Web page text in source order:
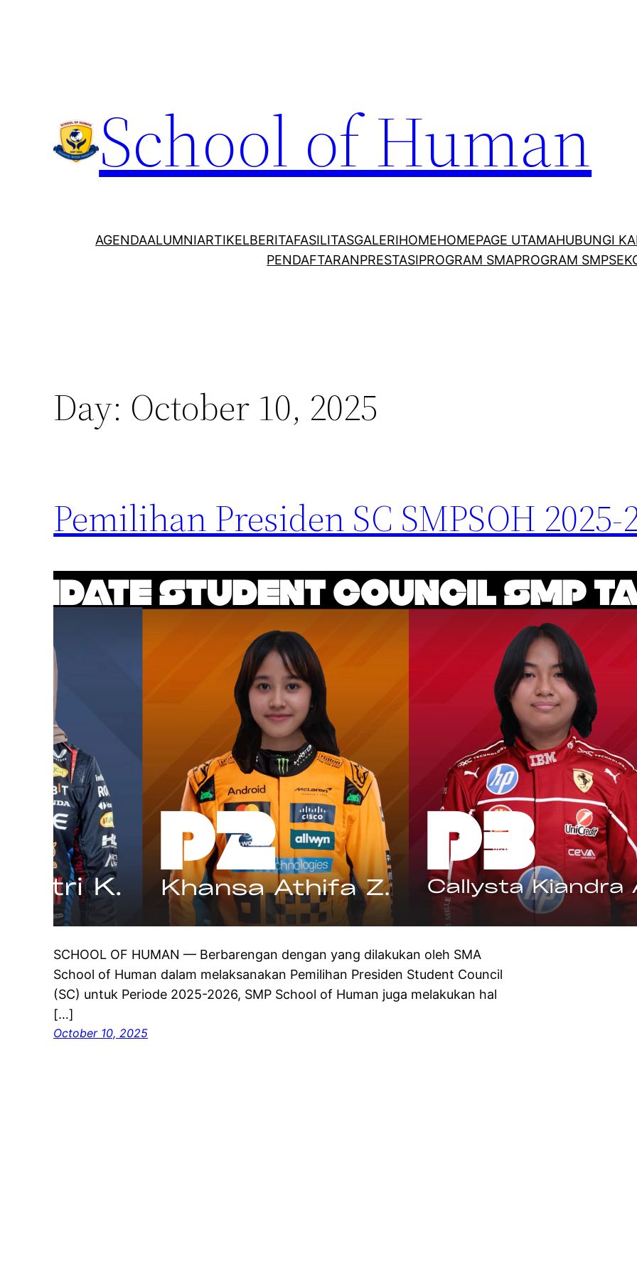
School of Human
AGENDAALUMNIARTIKELBERITAFASILITASGALERIHOMEHOMEPAGE UTAMAHUBUNGI
PENDAFTARANPRESTASIPROGRAM SMAPROGRAM SMP
Day: October 10, 2025
Pemilihan Presiden SC SMPSOH 2025-
SCHOOL OF HUMAN — Berbarengan dengan yang dilakukan oleh SMA
School of Human dalam melaksanakan Pemilihan Presiden Student Council
(SC) untuk Periode 2025-2026, SMP School of Human juga melakukan hal
[…]
October 10, 2025